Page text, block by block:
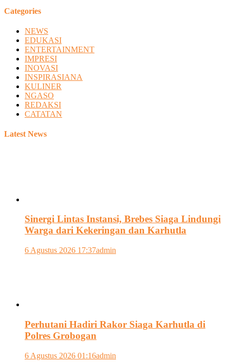
Categories
NEWS
EDUKASI
ENTERTAINMENT
IMPRESI
INOVASI
INSPIRASIANA
KULINER
NGASO
REDAKSI
CATATAN
Latest News
Sinergi Lintas Instansi, Brebes Siaga Lindungi
Warga dari Kekeringan dan Karhutla
6 Agustus 2026 17:37admin
Perhutani Hadiri Rakor Siaga Karhutla di
Polres Grobogan
6 Agustus 2026 01:16admin